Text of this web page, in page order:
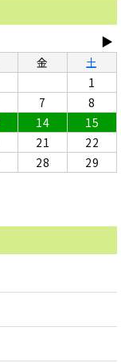
▶
金
土
1
7
8
14
15
21
22
28
29